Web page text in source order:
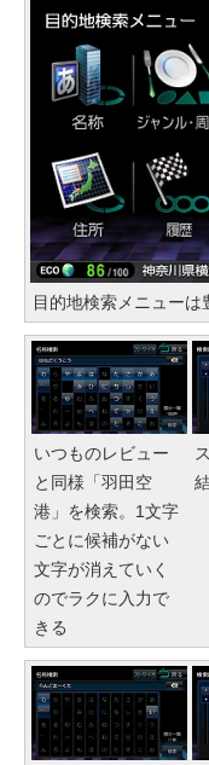
目的地検索メニューは
いつものレビュー
と同様「羽田空
港」を検索。1文字
ごとに候補がない
文字が消えていく
のでラクに入力で
きる